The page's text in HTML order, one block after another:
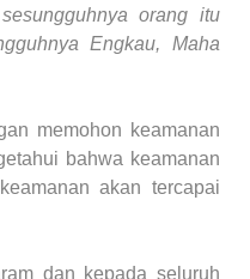
orang itu
Engkau, Maha
memohon keamanan
bahwa keamanan
akan tercapai
dan kepada seluruh